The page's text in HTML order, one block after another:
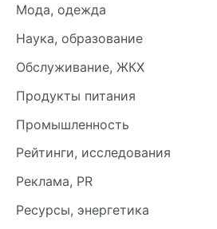
Мода, одежда
Наука, образование
Обслуживание, ЖКХ
Продукты питания
Промышленность
Рейтинги, исследования
Реклама, PR
Ресурсы, энергетика